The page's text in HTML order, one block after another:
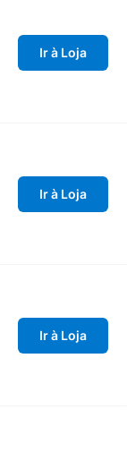
Ir à Loja
Ir à Loja
Ir à Loja